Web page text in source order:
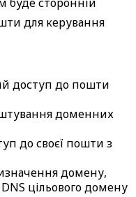
буде сторонній
для керування
доступ до пошти
доменних
до своєї пошти з
домену,
цільового домену